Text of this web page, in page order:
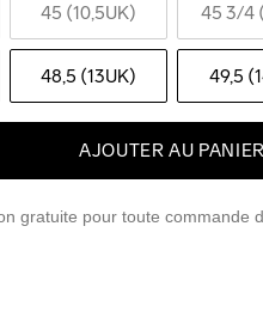
45 (10,5UK) 45 3/4
48,5 (13UK) 49,5
AJOUTER AU PANIER
gratuite pour toute commande